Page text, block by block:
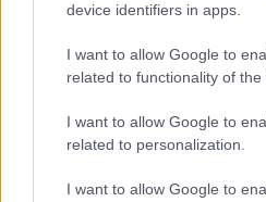
device identifiers in apps.
I want to allow Google to
related to functionality of the
I want to allow Google to
related to personalization.
I want to allow Google to
Mission: Impossible
Első Rész (Mission:
Reckoning Part
hangok